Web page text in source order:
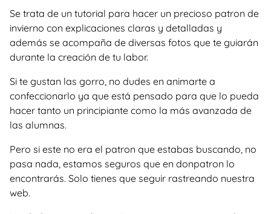
Se trata de un tutorial para hacer un precioso patron de
invierno con explicaciones claras y detalladas y
además se acompaña de diversas fotos que te guiarán
durante la creación de tu labor.
Si te gustan las gorro, no dudes en animarte a
confeccionarlo ya que está pensado para que lo pueda
hacer tanto un principiante como la más avanzada de
las alumnas.
Pero si este no era el patron que estabas buscando, no
pasa nada, estamos seguros que en donpatron lo
encontrarás. Solo tienes que seguir rastreando nuestra
web.